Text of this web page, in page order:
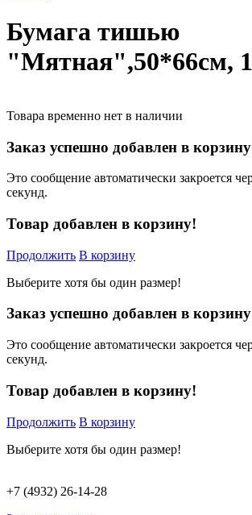
Бумага тишью
"Мятная",50*66см,
Товара временно нет в наличии
Заказ успешно добавлен в
Это сообщение автоматически закроется
секунд.
Товар добавлен в корзину!
Продолжить В корзину
Выберите хотя бы один размер!
Заказ успешно добавлен в
Это сообщение автоматически закроется
секунд.
Товар добавлен в корзину!
Продолжить В корзину
Выберите хотя бы один размер!
+7 (4932) 26-14-28